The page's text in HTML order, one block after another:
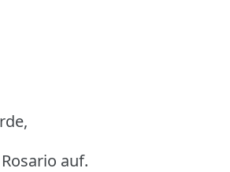
auf.